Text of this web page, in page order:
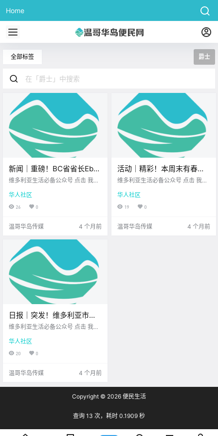
Home
全部标签 爵士
新闻｜重磅！BC省省长Eby
宣布今年访华！维多利亚老
维多利亚生活必备公众号 点击 我在
想一直在你身边 大家周五好呀~ 忙
碌了一周 终于迎来了惬意的周末前
华人社区
26 0
温哥华岛传媒 4 个月前
活动｜精彩！本周末有春季
集市、艺术工作坊、马戏表
动！
维多利亚生活必备公众号 点击 我在
想一直在你身边 随着春暖花开 本周
末的维多利亚活力全开！ 城市的每
华人社区
19 0
温哥华岛传媒 4 个月前
日报｜突发！维多利亚市中
心发生袭击事件！维多利亚
维多利亚生活必备公众号 点击 我在
想一直在你身边 公元2026年3月20
日 农历2月2日 星期五 双鱼座 < 今
日黄历 > 维多利亚本周气象预报
华人社区
20 0
温哥华岛传媒 4 个月前
Copyright © 2026 便民生活
查询 13 次，耗时 0.1909 秒